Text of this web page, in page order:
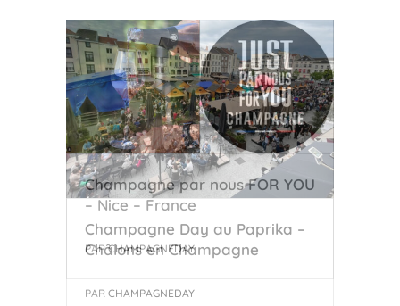
Champagne Day au Paprika –
Châlons en Champagne
PAR CHAMPAGNEDAY
Champagne par nous FOR YOU
– Nice – France
PARCHAMPAGNEDAY